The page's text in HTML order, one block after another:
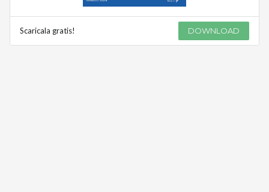
Scaricala gratis! DOWNLOAD